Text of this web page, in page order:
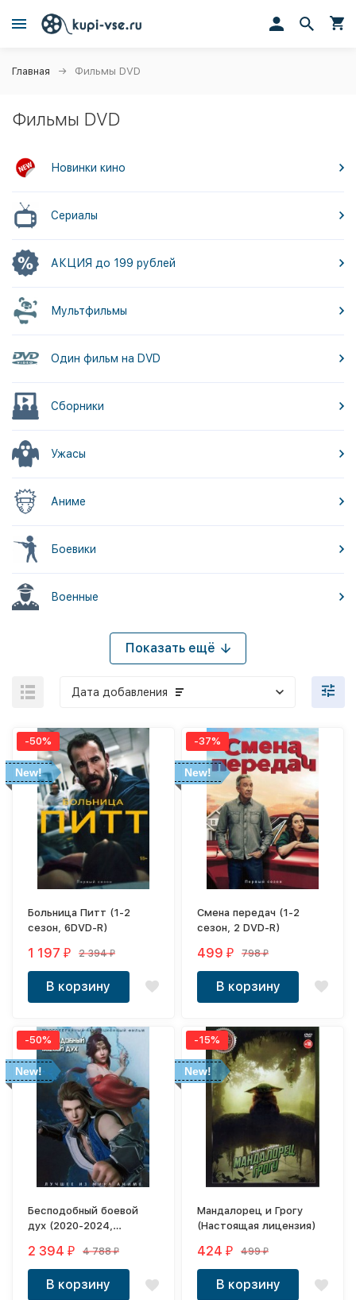
Главная Фильмы DVD
Фильмы DVD
Новинки кино
Сериалы
АКЦИЯ до 199 рублей
Мультфильмы
Один фильм на DVD
Сборники
Ужасы
Аниме
Боевики
Военные
Показать ещё
Дата добавления
New!
-50%
Больница Питт (1-2
сезон, 6DVD-R)
1 197₽ 2 394₽
В корзину
New!
-37%
Смена передач (1-2
сезон, 2 DVD-R)
499₽ 798₽
В корзину
New!
-50%
Бесподобный боевой
дух (2020-2024,
эпизодов, 12 DVD-R)
2 394₽ 4 788₽
В корзину
New!
-15%
Мандалорец и Грогу
(Настоящая лицензия)
424₽ 499₽
В корзину